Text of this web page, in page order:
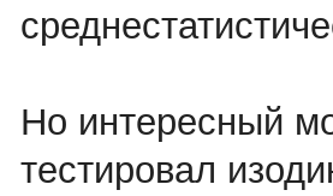
Но интересный
тестировал